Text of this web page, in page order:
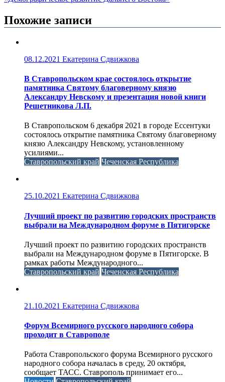
Похожие записи
08.12.2021 Екатерина Сдвижкова
В Ставропольском крае состоялось открытие
памятника Святому благоверному князю
Александру Невскому и презентация новой книги
Решетникова Л.П.
В Ставропольском 6 декабря 2021 в городе Ессентуки
состоялось открытие памятника Святому благоверному
князю Александру Невскому, установленному
усилиями...
Ставропольский край Чеченская Республика
25.10.2021 Екатерина Сдвижкова
Лучший проект по развитию городских пространств
выбрали на Международном форуме в Пятигорске
Лучший проект по развитию городских пространств
выбрали на Международном форуме в Пятигорске. В
рамках работы Международного...
Ставропольский край Чеченская Республика
21.10.2021 Екатерина Сдвижкова
Форум Всемирного русского народного собора
проходит в Ставрополе
Работа Ставропольского форума Всемирного русского
народного собора началась в среду, 20 октября,
сообщает ТАСС. Ставрополь принимает его...